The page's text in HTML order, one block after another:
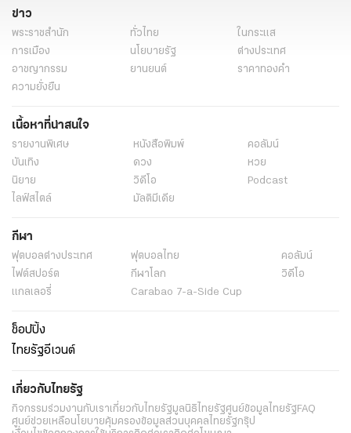
ข่าว
พระราชสำนัก ทั่วไทย
ในกระแส
การเมือง
นโยบายรัฐ
ต่างประเทศ
อาชญากรรม
ยานยนต์
ราคาทองคำ
ความยั่งยืน
เนื้อหาที่น่าสนใจ
รายงานพิเศษ หนังสือพิมพ์
คอลัมน์
บันเทิง
ดวง
หวย
นิยาย
วิดีโอ
Podcast
ไลฟ์สไตล์
มัลติมีเดีย
กีฬา
ฟุตบอลต่่างประเทศ ฟุตบอลไทย
คอลัมน์
ไฟต์สปอร์ต
กีฬาโลก
วิดีโอ
แกลเลอรี่
Carabao 7-a-Side Cup
ช็อปปิ้ง
ไทยรัฐอีเวนต์
เกี่ยวกับไทยรัฐ
กิจกรรมร่วมงานกับเราเกี่ยวกับไทยรัฐมูลนิธิไทยรัฐศูนย์ข้อมูลไทยรัฐFAQ
ศูนย์ช่วยเหลือนโยบายคุ้มครองข้อมูลส่วนบุคคลไทยรัฐกรุ๊ป